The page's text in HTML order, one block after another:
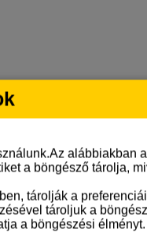
alábbiakban
a böngésző tárolja,
tárolják a
tároljuk a
a böngészési élményt.